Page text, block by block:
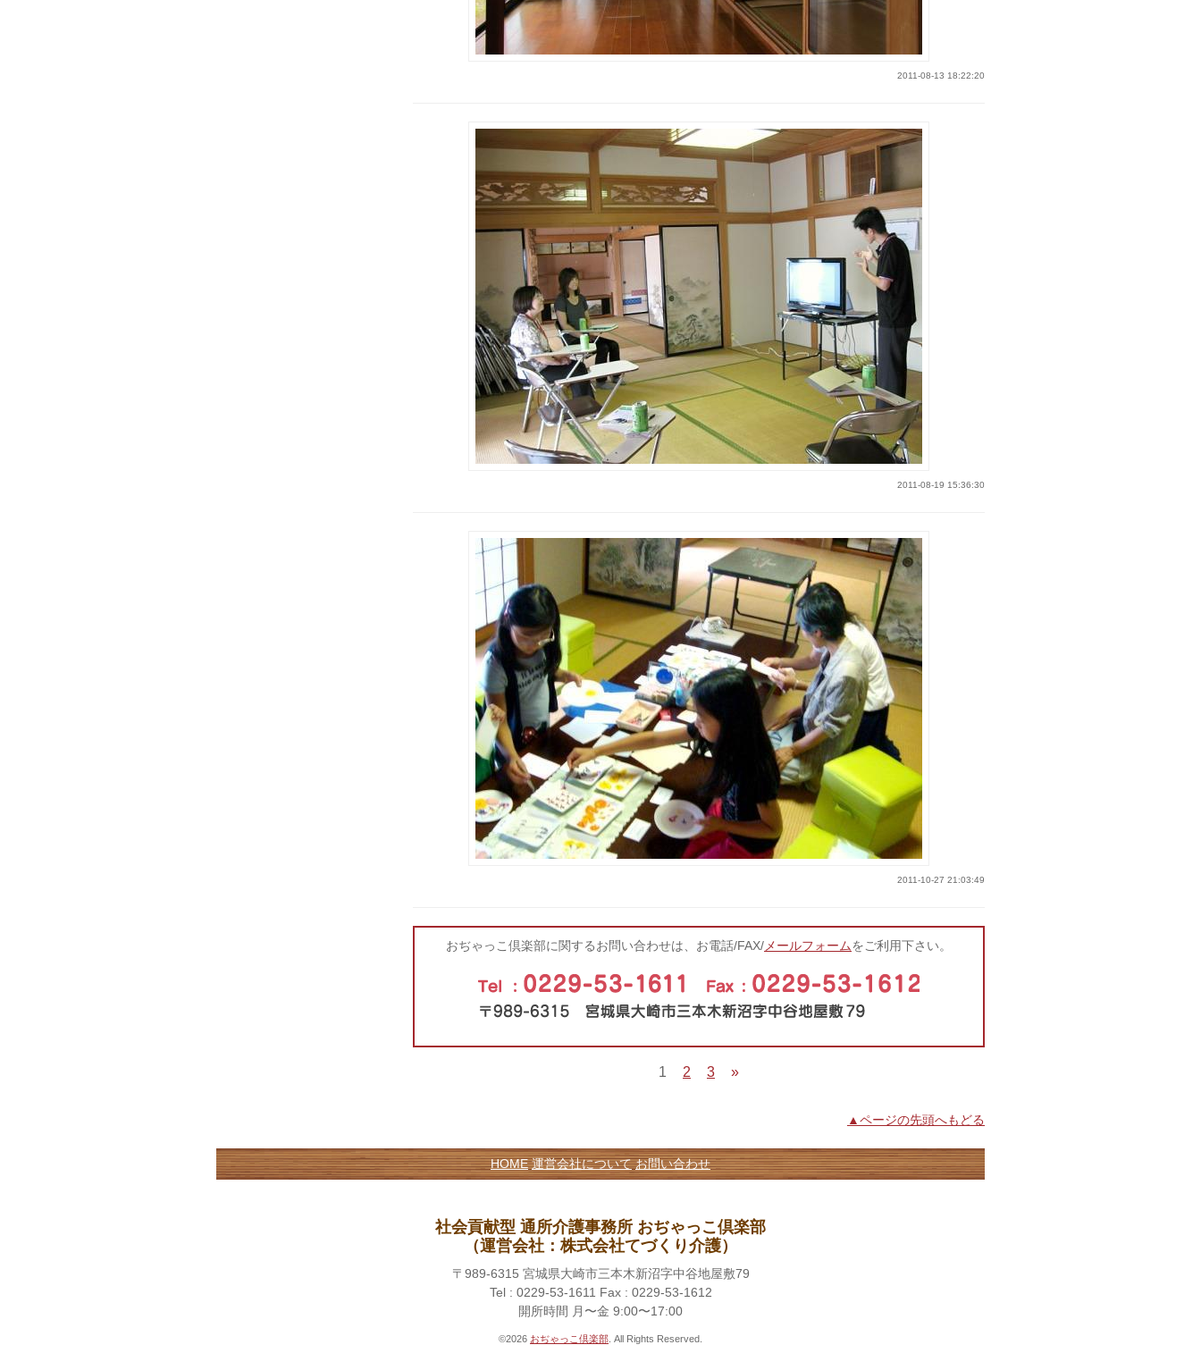
2011-08-13 18:22:20
2011-08-19 15:36:30
2011-10-27 21:03:49
おぢゃっこ倶楽部に関するお問い合わせは、お電話/FAX/ メールフォームをご利用下さい。
1 2 3 »
▲ページの先頭へもどる
HOME 運営会社について お問い合わせ
社会貢献型 通所介護事務所 おぢゃっこ倶楽部
（運営会社：株式会社てづくり介護）
〒989-6315 宮城県大崎市三本木新沼字中谷地屋敷79
Tel : 0229-53-1611 Fax : 0229-53-1612
開所時間 月〜金 9:00〜17:00
©2026 おぢゃっこ倶楽部 . All Rights Reserved.